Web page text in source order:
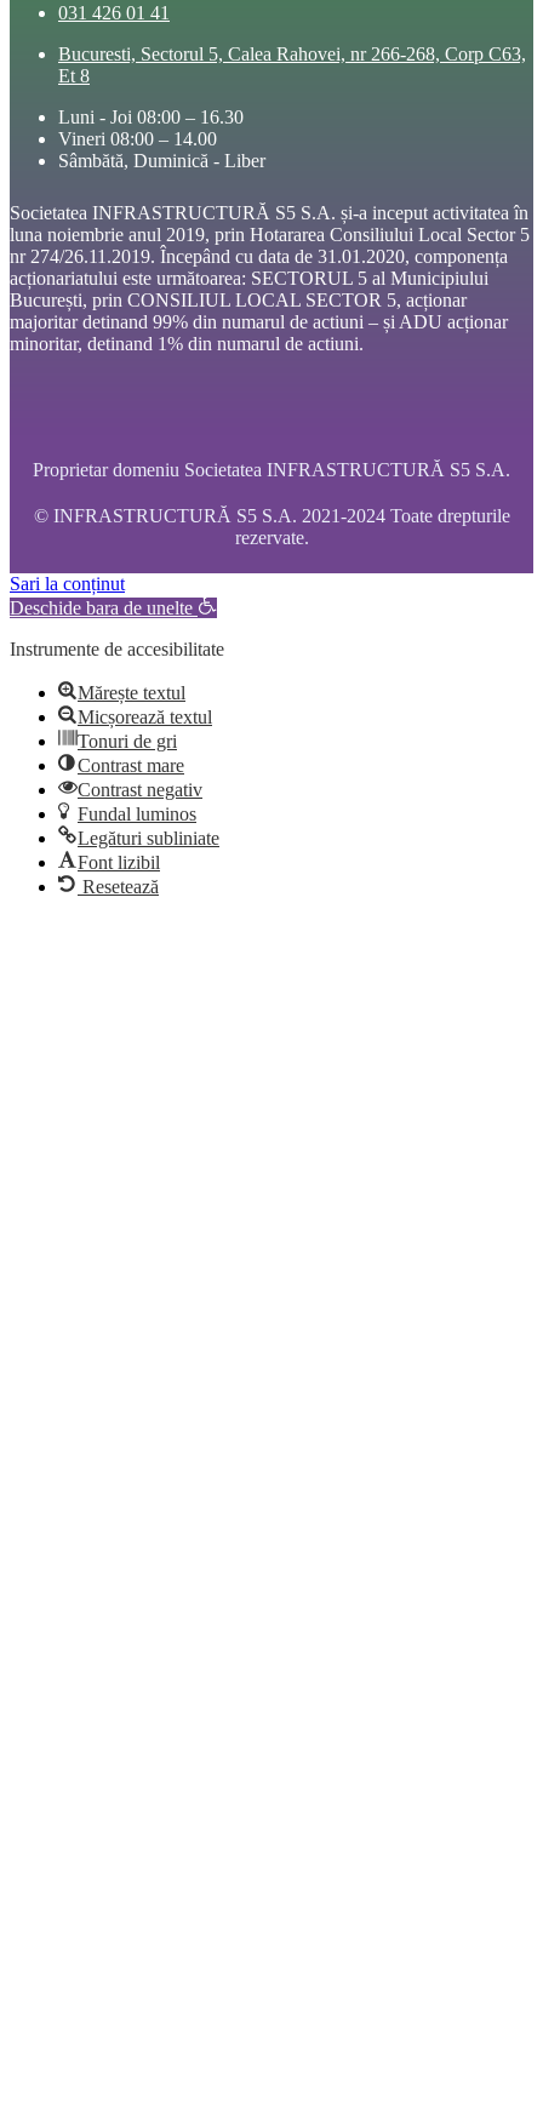
031 426 01 41
Bucuresti, Sectorul 5, Calea Rahovei, nr 266-268, Corp C63,
Et 8
Luni - Joi 08:00 – 16.30
Vineri 08:00 – 14.00
Sâmbătă, Duminică - Liber
Societatea INFRASTRUCTURĂ S5 S.A. și-a inceput activitatea în
luna noiembrie anul 2019, prin Hotararea Consiliului Local Sector 5
nr 274/26.11.2019. Începând cu data de 31.01.2020, componența
acționariatului este următoarea: SECTORUL 5 al Municipiului
București, prin CONSILIUL LOCAL SECTOR 5, acționar
majoritar detinand 99% din numarul de actiuni – și ADU acționar
minoritar, detinand 1% din numarul de actiuni.
Proprietar domeniu Societatea INFRASTRUCTURĂ S5 S.A.
© INFRASTRUCTURĂ S5 S.A. 2021-2024 Toate drepturile
rezervate.
Sari la conținut
Deschide bara de unelte
Instrumente de accesibilitate
Mărește textul
Micșorează textul
Tonuri de gri
Contrast mare
Contrast negativ
Fundal luminos
Legături subliniate
Font lizibil
Resetează